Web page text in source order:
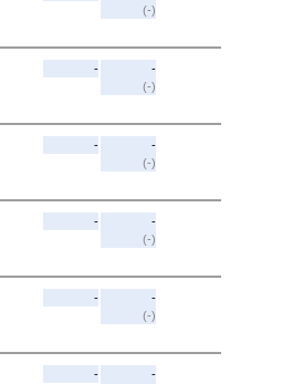
(-)
-
-
(-)
-
-
(-)
-
-
(-)
-
-
(-)
-
-